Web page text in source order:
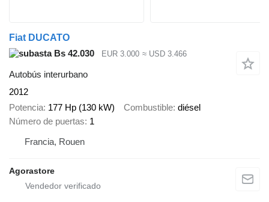
Fiat DUCATO
Bs 42.030
EUR 3.000 ≈ USD 3.466
Autobús interurbano
2012
Potencia 177 Hp (130 kW) Combustible diésel
Número de puertas 1
Francia, Rouen
Agorastore